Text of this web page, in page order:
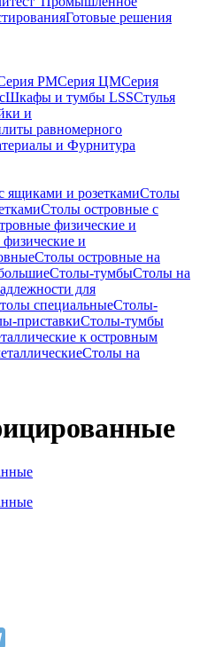
Готовые решения
РМСерия ЦМСерия
Шкафы и тумбы LSSСтулья
и
равномерного
и Фурнитура
ящиками и розеткамиСтолы
Столы островные с
физические и
и
Столы островные на
Столы-тумбыСтолы на
для
специальныеСтолы-
приставкиСтолы-тумбы
к островным
Столы на